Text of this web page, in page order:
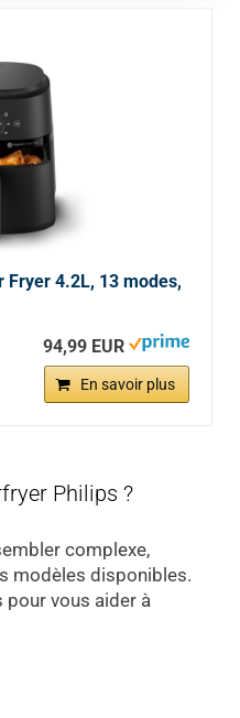
4.2L, 13 modes,
94,99 EUR
En savoir plus
Philips ?
complexe,
modèles disponibles.
vous aider à